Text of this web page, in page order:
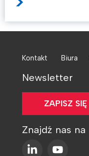
Kontakt Biura
Newsletter
ZAPISZ SIĘ
Znajdź nas na